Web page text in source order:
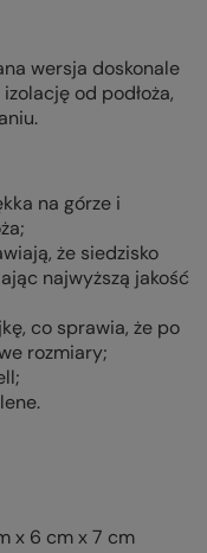
wersja doskonale
od podłoża,
na górze i
że siedzisko
najwyższą jakość
co sprawia, że po
rozmiary;
x 6 cm x 7 cm